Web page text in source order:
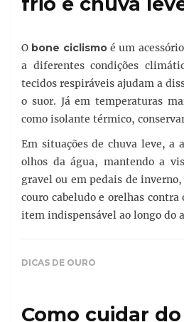
O bone ciclismoé um
a diferentes condições
tecidos respiráveis ajudam a
o suor. Já em temperaturas
como isolante térmico,
Em situações de chuva leve, a
olhos da água, mantendo a
gravel ou em pedais de
couro cabeludo e orelhas
item indispensável ao longo do
DICAS DE OURO
Como cuidar